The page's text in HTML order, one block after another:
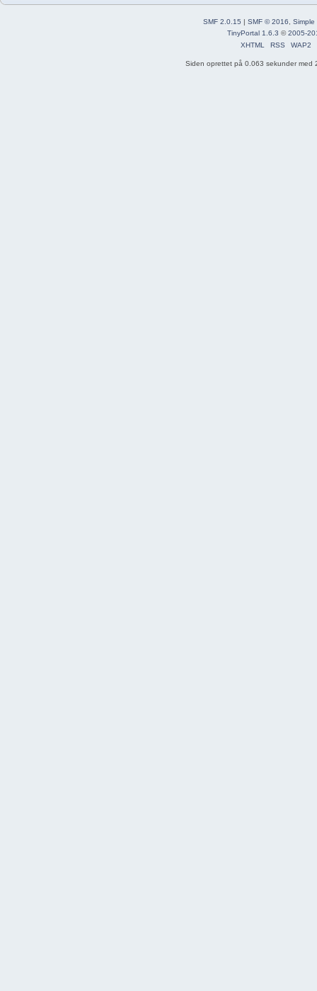
SMF 2.0.15 | SMF © 2016, Simple
TinyPortal 1.6.3 ©2005-
XHTML
RSS WAP2
Siden oprettet på 0.063 sekunder med